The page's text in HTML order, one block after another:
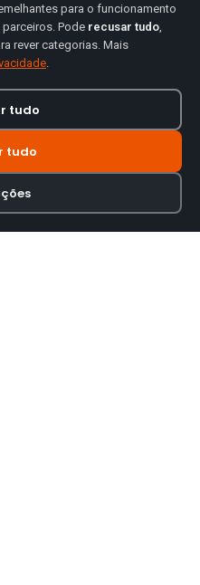
para o funcionamento
Pode recusar tudo,
rever categorias. Mais
.
tudo
tudo